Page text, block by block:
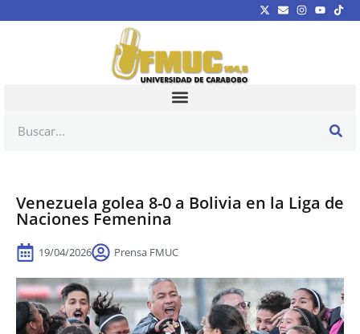
Venezuela golea 8-0 a Bolivia en la Liga de
Naciones Femenina
19/04/2026 Prensa FMUC